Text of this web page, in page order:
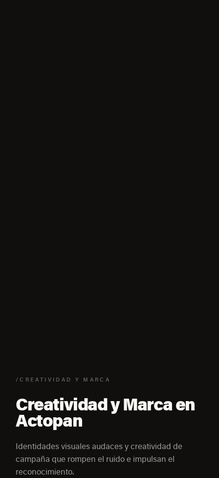
/CREATIVIDAD Y MARCA
Creatividad y Marca en
Actopan
Identidades visuales audaces y creatividad de
campaña que rompen el ruido e impulsan el
reconocimiento.